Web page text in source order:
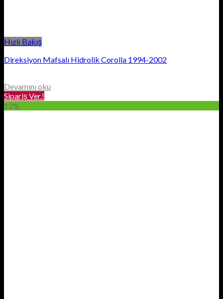
Hızlı Bakış
Direksiyon Mafsalı Hidrolik Corolla 1994-2002
Devamını oku
Sipariş Ver.!
12%